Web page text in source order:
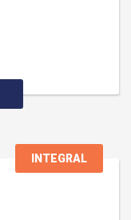
INTEGRAL